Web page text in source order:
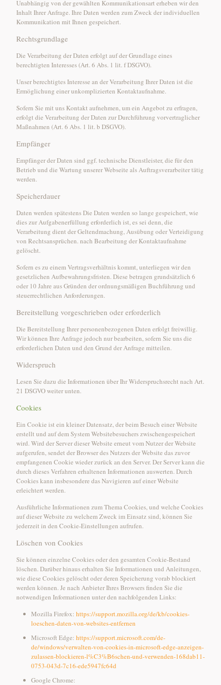
Unabhängig von der gewählten Kommunikationsart erheben wir den
Inhalt Ihrer Anfrage. Ihre Daten werden zum Zweck der individuellen
Kommunikation mit Ihnen gespeichert.
Rechtsgrundlage
Die Verarbeitung der Daten erfolgt auf der Grundlage eines
berechtigten Interesses (Art. 6 Abs. 1 lit. f DSGVO).
Unser berechtigtes Interesse an der Verarbeitung Ihrer Daten ist die
Ermöglichung einer unkomplizierten Kontaktaufnahme.
Sofern Sie mit uns Kontakt aufnehmen, um ein Angebot zu erfragen,
erfolgt die Verarbeitung der Daten zur Durchführung vorvertraglicher
Maßnahmen (Art. 6 Abs. 1 lit. b DSGVO).
Empfänger
Empfänger der Daten sind ggf. technische Dienstleister, die für den
Betrieb und die Wartung unserer Webseite als Auftragsverarbeiter tätig
werden.
Speicherdauer
Daten werden spätestens Die Daten werden so lange gespeichert, wie
dies zur Aufgabenerfüllung erforderlich ist, es sei denn, die
Verarbeitung dient der Geltendmachung, Ausübung oder Verteidigung
von Rechtsansprüchen. nach Bearbeitung der Kontaktaufnahme
gelöscht.
Sofern es zu einem Vertragsverhältnis kommt, unterliegen wir den
gesetzlichen Aufbewahrungsfristen. Diese betragen grundsätzlich 6
oder 10 Jahre aus Gründen der ordnungsmäßigen Buchführung und
steuerrechtlichen Anforderungen.
Bereitstellung vorgeschrieben oder erforderlich
Die Bereitstellung Ihrer personenbezogenen Daten erfolgt freiwillig.
Wir können Ihre Anfrage jedoch nur bearbeiten, sofern Sie uns die
erforderlichen Daten und den Grund der Anfrage mitteilen.
Widerspruch
Lesen Sie dazu die Informationen über Ihr Widerspruchsrecht nach Art.
21 DSGVO weiter unten.
Cookies
Ein Cookie ist ein kleiner Datensatz, der beim Besuch einer Website
erstellt und auf dem System Websitebesuchers zwischengespeichert
wird. Wird der Server dieser Website erneut vom Nutzer der Website
aufgerufen, sendet der Browser des Nutzers der Website das zuvor
empfangenen Cookie wieder zurück an den Server. Der Server kann die
durch dieses Verfahren erhaltenen Informationen auswerten. Durch
Cookies kann insbesondere das Navigieren auf einer Website
erleichtert werden.
Ausführliche Informationen zum Thema Cookies, und welche Cookies
auf dieser Website zu welchem Zweck im Einsatz sind, können Sie
jederzeit in den Cookie-Einstellungen aufrufen.
Löschen von Cookies
Sie können einzelne Cookies oder den gesamten Cookie-Bestand
löschen. Darüber hinaus erhalten Sie Informationen und Anleitungen,
wie diese Cookies gelöscht oder deren Speicherung vorab blockiert
werden können. Je nach Anbieter Ihres Browsers finden Sie die
notwendigen Informationen unter den nachfolgenden Links:
Mozilla Firefox: https://support.mozilla.org/de/kb/cookies-
loeschen-daten-von-websites-entfernen
Microsoft Edge: https://support.microsoft.com/de-
de/windows/verwalten-von-cookies-in-microsoft-edge-anzeigen-
zulassen-blockieren-l%C3%B6schen-und-verwenden-168dab11-
0753-043d-7c16-ede5947fc64d
Google Chrome: